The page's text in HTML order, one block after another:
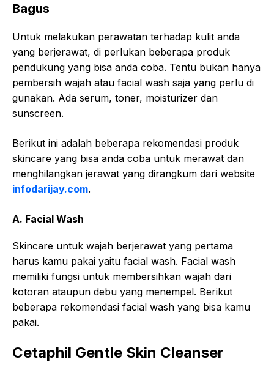
Bagus
Untuk melakukan perawatan terhadap kulit anda
yang berjerawat, di perlukan beberapa produk
pendukung yang bisa anda coba. Tentu bukan hanya
pembersih wajah atau facial wash saja yang perlu di
gunakan. Ada serum, toner, moisturizer dan
sunscreen.
Berikut ini adalah beberapa rekomendasi produk
skincare yang bisa anda coba untuk merawat dan
menghilangkan jerawat yang dirangkum dari website
infodarijay.com.
A. Facial Wash
Skincare untuk wajah berjerawat yang pertama
harus kamu pakai yaitu facial wash. Facial wash
memiliki fungsi untuk membersihkan wajah dari
kotoran ataupun debu yang menempel. Berikut
beberapa rekomendasi facial wash yang bisa kamu
pakai.
Cetaphil Gentle Skin Cleanser